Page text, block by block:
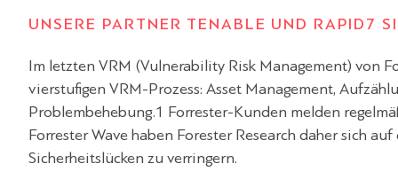
UNSERE PARTNER TENABLE UND RAPID7
Im letzten VRM (Vulnerability Risk Management) von
vierstufigen VRM-Prozess: Asset Management,
Problembehebung.1 Forrester-Kunden melden
Forrester Wave haben Forester Research daher sich
Sicherheitslücken zu verringern.